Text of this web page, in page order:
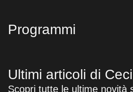
Programmi
Ultimi articoli di
Scopri tutte le ultime novità